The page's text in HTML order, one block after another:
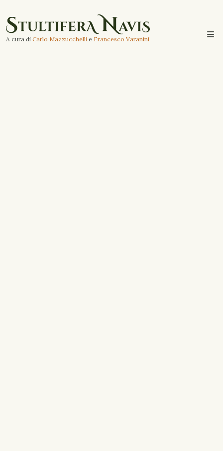
A cura di Carlo Mazzucchelli e Francesco Varanini